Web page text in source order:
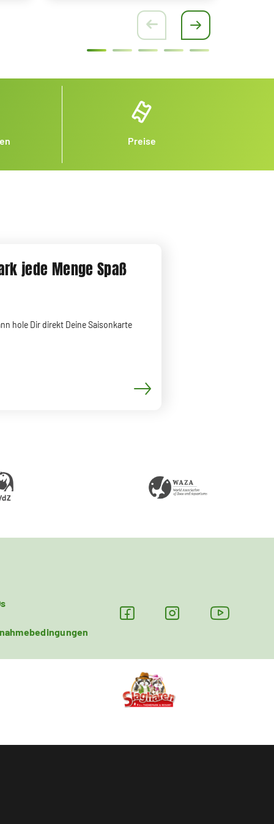
Preise
jede Menge Spaß
hole Dir direkt Deine Saisonkarte